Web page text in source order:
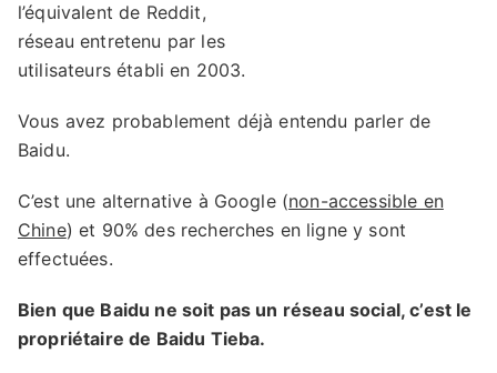
l’équivalent de Reddit,
réseau entretenu par les
utilisateurs établi en 2003.
Vous avez probablement déjà entendu parler de
Baidu.
C’est une alternative à Google (non-accessible en
Chine) et 90% des recherches en ligne y sont
effectuées.
Bien que Baidu ne soit pas un réseau social, c’est le
propriétaire de Baidu Tieba.